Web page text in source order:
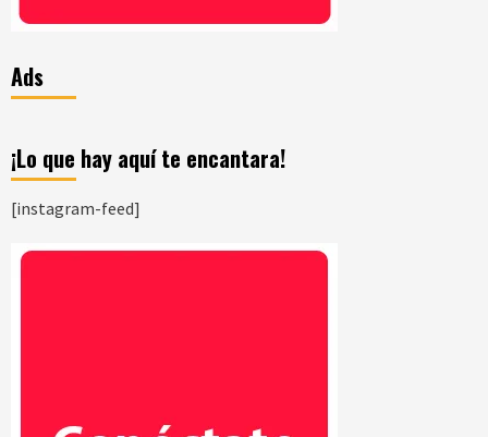
Ads
¡Lo que hay aquí te encantara!
[instagram-feed]